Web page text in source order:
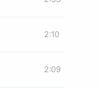
2:10
2:09